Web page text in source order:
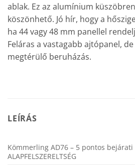
ablak. Ez az alumínium
köszönhető. Jó hír, hogy a
ha 44 vagy 48 mm panellel
Feláras a vastagabb ajtópanel,
megtérülő beruházás.
LEÍRÁS
Kömmerling AD76 – 5 pontos bejárati
ALAPFELSZERELTSÉG